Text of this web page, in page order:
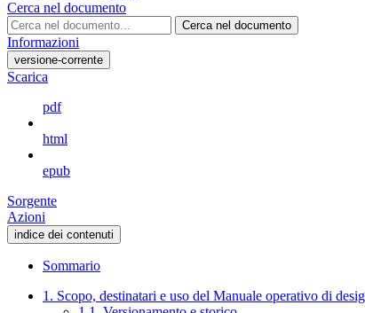
Cerca nel documento
Cerca nel documento
Informazioni
versione-corrente
Scarica
pdf
html
epub
Sorgente
Azioni
indice dei contenuti
Sommario
1. Scopo, destinatari e uso del Manuale operativo di